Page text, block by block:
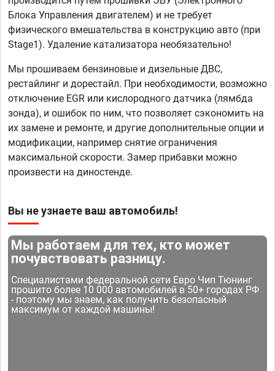
Блока Управления двигателем) и не требует
физического вмешательства в конструкцию авто (при
Stage1). Удаление катализатора необязательно!
Мы прошиваем бензиновые и дизельные ДВС,
рестайлинг и дорестайл. При необходимости, возможно
отключение EGR или кислородного датчика (лямбда
зонда), и ошибок по ним, что позволяет сэкономить на
их замене и ремонте, и другие дополнительные опции и
модификации, например снятие ограничения
максимальной скорости. Замер прибавки можно
произвести на диностенде.
Вы не узнаете ваш автомобиль!
Мы работаем для тех, кто может
почувствовать разницу.
Специалистами федеральной сети Евро Чип Тюнинг
прошито более 10 000 автомобилей в 50+ городах РФ
- поэтому мы знаем, как получить безопасный
максимум от каждой машины!